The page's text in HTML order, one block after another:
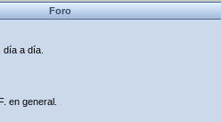
Foro
a día.
en general.